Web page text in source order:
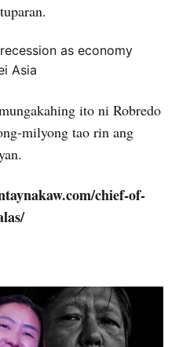
ito ni Robredo
milyong tao rin ang
chief-of-